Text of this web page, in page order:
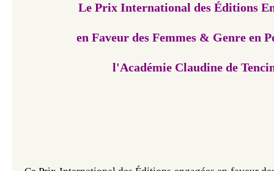
Le Prix International des Éditions
en Faveur des Femmes & Genre en
l'Académie Claudine de